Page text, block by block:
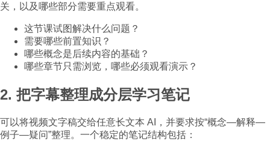
关，以及哪些部分需要重点观看。
这节课试图解决什么问题？
需要哪些前置知识？
哪些概念是后续内容的基础？
哪些章节只需浏览，哪些必须观看演示？
2. 把字幕整理成分层学习笔记
可以将视频文字稿交给任意长文本 AI，并要求按“概念—解释—
例子—疑问”整理。一个稳定的笔记结构包括：